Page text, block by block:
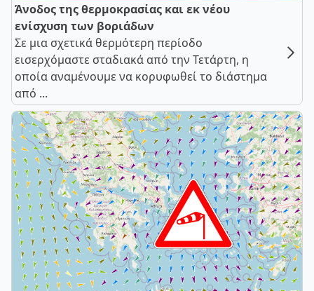
Άνοδος της θερμοκρασίας και εκ νέου
ενίσχυση των βοριάδων
Σε μια σχετικά θερμότερη περίοδο
εισερχόμαστε σταδιακά από την Τετάρτη, η
οποία αναμένουμε να κορυφωθεί το διάστημα
από ...